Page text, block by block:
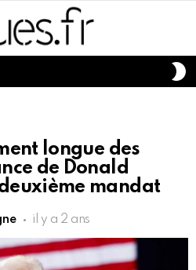
longue des
de Donald
mandat
il y a 2 ans